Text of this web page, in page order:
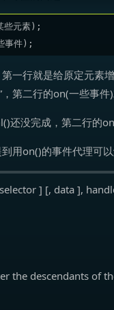
元素);
事件);
一行就是给原定元素
第二行的on(一些事
还没完成，第二行的
用on()的事件代理可
] [, data ],
the descendants of